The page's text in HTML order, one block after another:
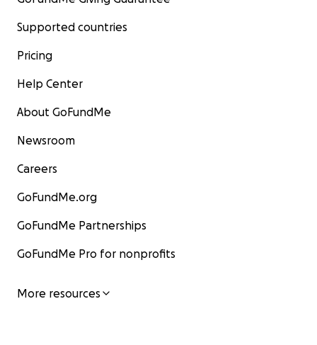
Supported countries
Pricing
Help Center
About GoFundMe
Newsroom
Careers
GoFundMe.org
GoFundMe Partnerships
GoFundMe Pro for nonprofits
More resources